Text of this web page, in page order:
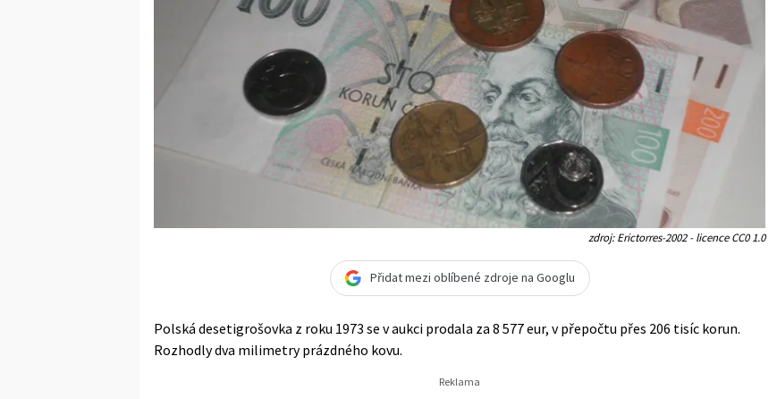
zdroj: Erictorres-2002 - licence CC0 1.0
Přidat mezi oblíbené zdroje na Googlu
Polská desetigrošovka z roku 1973 se v aukci prodala za 8 577 eur, v přepočtu přes 206 tisíc korun.
Rozhodly dva milimetry prázdného kovu.